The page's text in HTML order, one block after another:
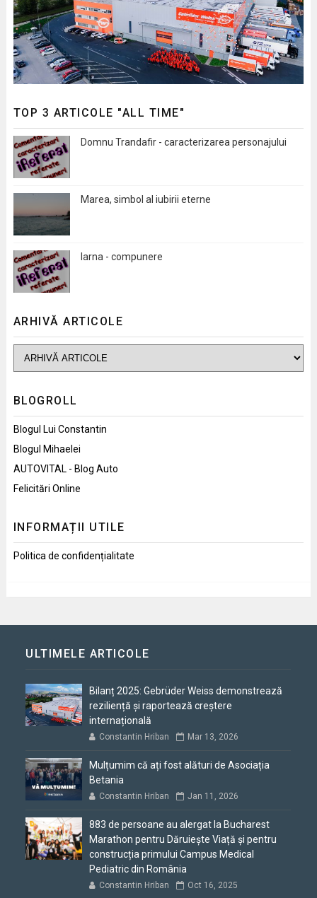
TOP 3 ARTICOLE "ALL TIME"
Domnu Trandafir - caracterizarea personajului
Marea, simbol al iubirii eterne
Iarna - compunere
ARHIVĂ ARTICOLE
BLOGROLL
Blogul Lui Constantin
Blogul Mihaelei
AUTOVITAL - Blog Auto
Felicitări Online
INFORMAȚII UTILE
Politica de confidențialitate
ULTIMELE ARTICOLE
Bilanț 2025: Gebrüder Weiss demonstrează
reziliență și raportează creștere
internațională
Constantin Hriban Mar 13, 2026
Mulțumim că ați fost alături de Asociația
Betania
Constantin Hriban Jan 11, 2026
883 de persoane au alergat la Bucharest
Marathon pentru Dăruiește Viață și pentru
construcția primului Campus Medical
Pediatric din România
Constantin Hriban Oct 16, 2025